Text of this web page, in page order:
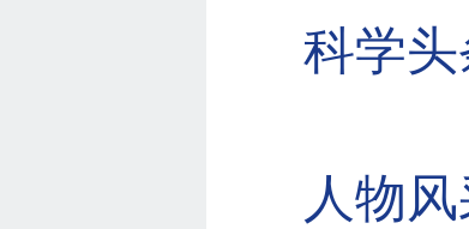
科学头
人物